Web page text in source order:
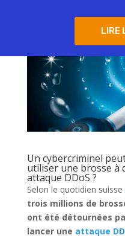
LIRE
Un cybercriminel
utiliser une brosse à
attaque DDoS ?
Selon le quotidien suisse
trois millions de
ont été détournées
lancer une attaque